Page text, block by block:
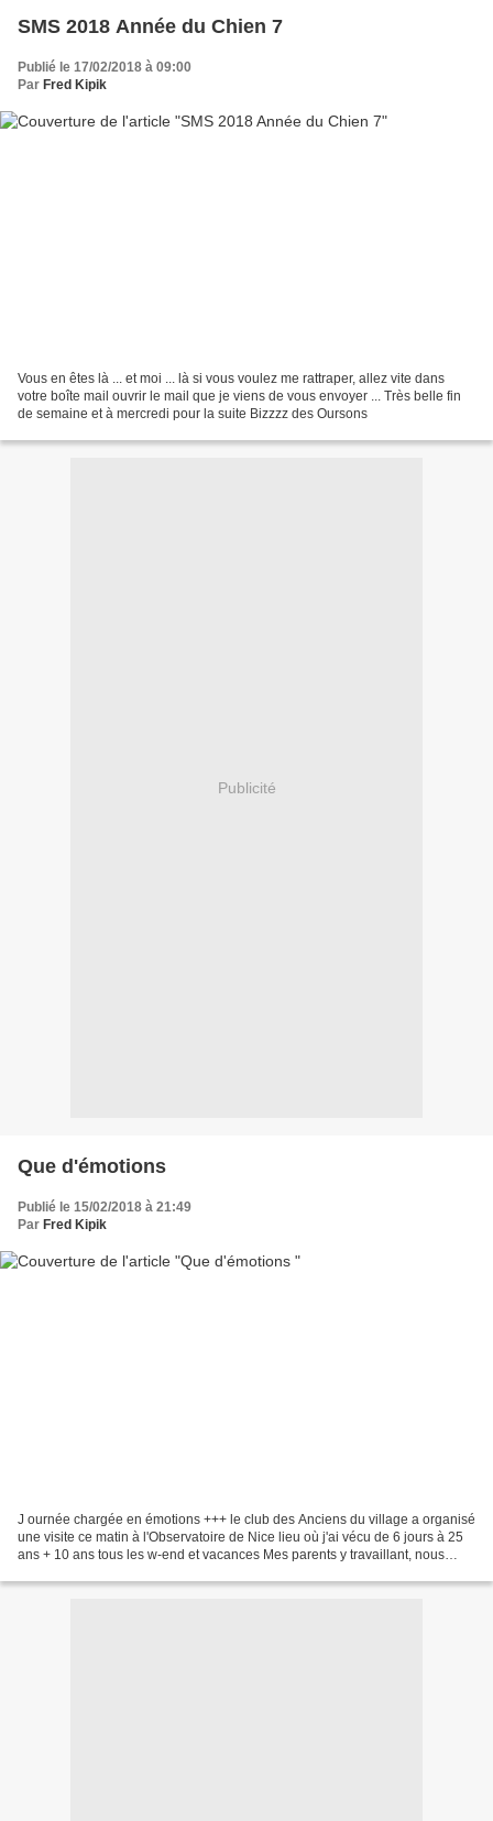
SMS 2018 Année du Chien 7
Publié le 17/02/2018 à 09:00
Par Fred Kipik
Vous en êtes là ... et moi ... là si vous voulez me rattraper, allez vite dans
votre boîte mail ouvrir le mail que je viens de vous envoyer ... Très belle fin
de semaine et à mercredi pour la suite Bizzzz des Oursons
Publicité
Que d'émotions
Publié le 15/02/2018 à 21:49
Par Fred Kipik
J ournée chargée en émotions +++ le club des Anciens du village a organisé
une visite ce matin à l'Observatoire de Nice lieu où j'ai vécu de 6 jours à 25
ans + 10 ans tous les w-end et vacances Mes parents y travaillant, nous